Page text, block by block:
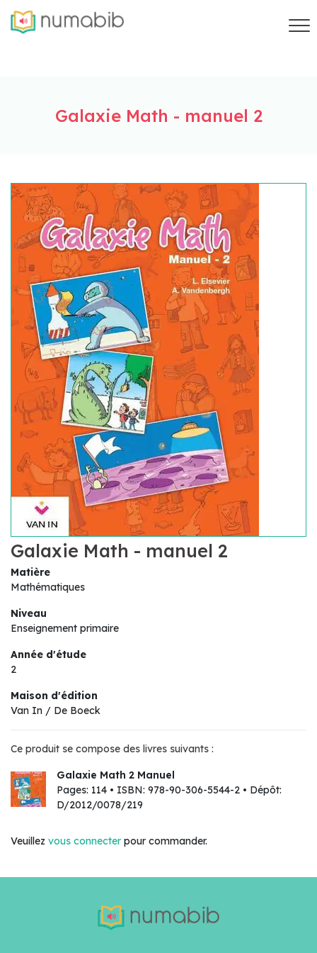
Galaxie Math - manuel 2
Galaxie Math - manuel 2
Matière
Mathématiques
Niveau
Enseignement primaire
Année d'étude
2
Maison d'édition
Van In / De Boeck
Ce produit se compose des livres suivants :
Galaxie Math 2 Manuel
Pages: 114 • ISBN: 978-90-306-5544-2 • Dépôt:
D/2012/0078/219
Veuillez vous connecter pour commander.